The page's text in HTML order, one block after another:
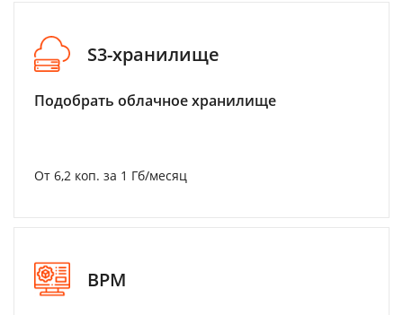
S3-хранилище
Подобрать облачное хранилище
От 6,2 коп. за 1 Гб/месяц
BPM